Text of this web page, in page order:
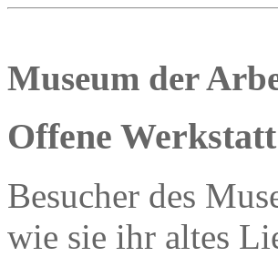
Museum der
Offene
Besucher des
wie sie ihr altes